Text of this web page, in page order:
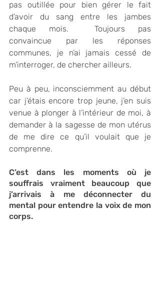
pas outillée pour bien gérer le fait
d’avoir du sang entre les jambes
chaque mois.  Toujours pas
convaincue par les réponses
communes, je n’ai jamais cessé de
m’interroger, de chercher ailleurs.
Peu à peu, inconsciemment au début
car j’étais encore trop jeune, j’en suis
venue à plonger à l’intérieur de moi, à
demander à la sagesse de mon utérus
de me dire ce qu’il voulait que je
comprenne.
C’est dans les moments où je
souffrais vraiment beaucoup que
j’arrivais à me déconnecter du
mental pour entendre la voix de mon
corps.